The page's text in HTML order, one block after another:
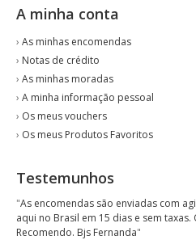
A minha conta
› As minhas encomendas
› Notas de crédito
› As minhas moradas
› A minha informação pessoal
› Os meus vouchers
› Os meus Produtos Favoritos
Testemunhos
"As encomendas são enviadas com
aqui no Brasil em 15 dias e sem
Recomendo. Bjs Fernanda"